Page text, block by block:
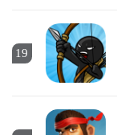
19